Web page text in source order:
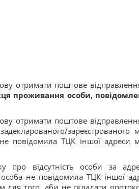
отримати поштове
проживання особи,
отримати поштове
зареєстрованого
повідомила ТЦК іншої адреси
про відсутність особи за
не повідомила ТЦК іншої
того, аби не складати